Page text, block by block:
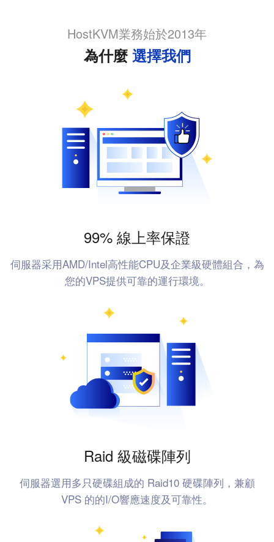
HostKVM業務始於2013年
為什麼選擇我們
99% 線上率保證
伺服器采用AMD/Intel高性能CPU及企業級硬體組合，為
您的VPS提供可靠的運行環境。
Raid 級磁碟陣列
伺服器選用多只硬碟組成的 Raid10 硬碟陣列，兼顧
VPS 的的I/O響應速度及可靠性。